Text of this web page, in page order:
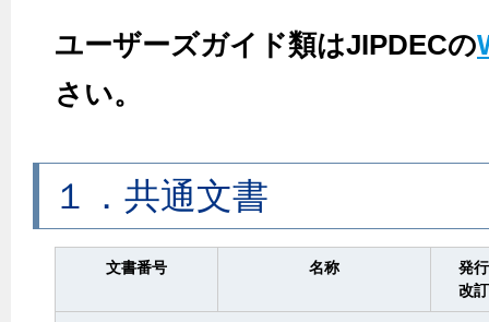
ユーザーズガイド類はJIPDECの
さい。
１．共通文書
文書番号 名称
発
改